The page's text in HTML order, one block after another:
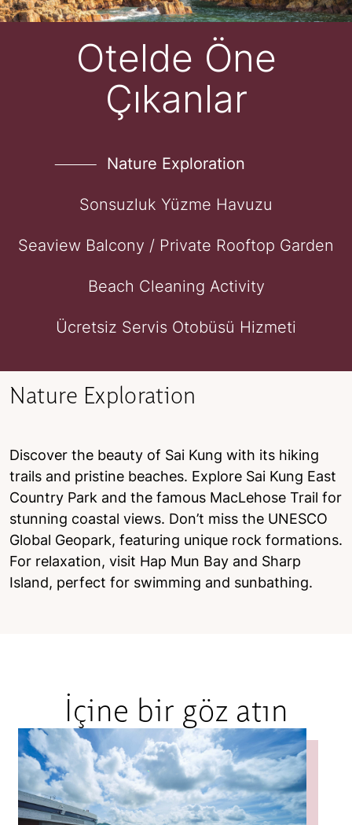
Otelde Öne
Çıkanlar
Nature Exploration
Sonsuzluk Yüzme Havuzu
Seaview Balcony / Private Rooftop Garden
Beach Cleaning Activity
Ücretsiz Servis Otobüsü Hizmeti
Nature Exploration
Discover the beauty of Sai Kung with its hiking
trails and pristine beaches. Explore Sai Kung East
Country Park and the famous MacLehose Trail for
stunning coastal views. Don’t miss the UNESCO
Global Geopark, featuring unique rock formations.
For relaxation, visit Hap Mun Bay and Sharp
Island, perfect for swimming and sunbathing.
İçine bir göz atın